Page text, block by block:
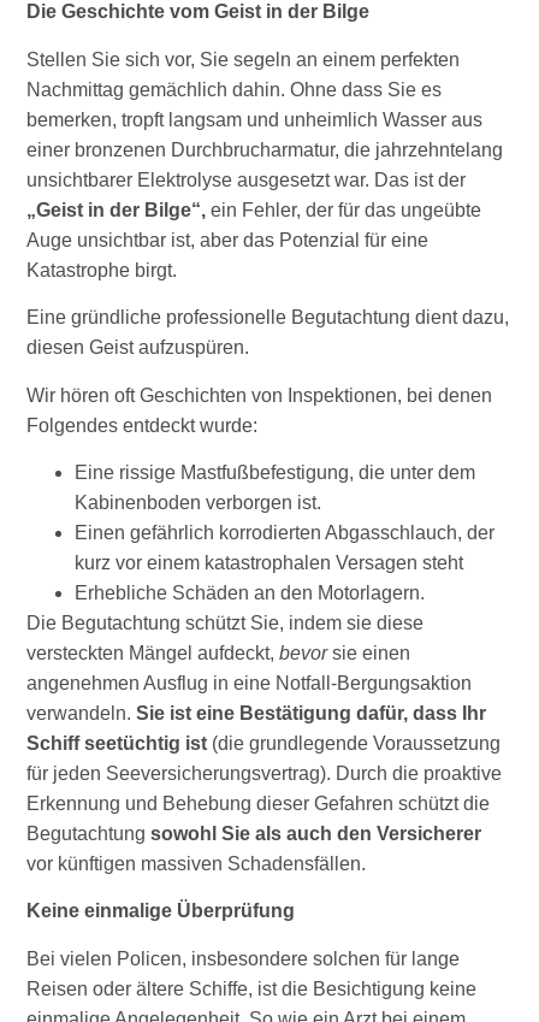
Die Geschichte vom Geist in der Bilge
Stellen Sie sich vor, Sie segeln an einem perfekten
Nachmittag gemächlich dahin. Ohne dass Sie es
bemerken, tropft langsam und unheimlich Wasser aus
einer bronzenen Durchbrucharmatur, die jahrzehntelang
unsichtbarer Elektrolyse ausgesetzt war. Das ist der
„Geist in der Bilge“,ein Fehler, der für das ungeübte
Auge unsichtbar ist, aber das Potenzial für eine
Katastrophe birgt.
Eine gründliche professionelle Begutachtung dient dazu,
diesen Geist aufzuspüren.
Wir hören oft Geschichten von Inspektionen, bei denen
Folgendes entdeckt wurde:
Eine rissige Mastfußbefestigung, die unter dem
Kabinenboden verborgen ist.
Einen gefährlich korrodierten Abgasschlauch, der
kurz vor einem katastrophalen Versagen steht
Erhebliche Schäden an den Motorlagern.
Die Begutachtung schützt Sie, indem sie diese
versteckten Mängel aufdeckt,bevorsie einen
angenehmen Ausflug in eine Notfall-Bergungsaktion
verwandeln.Sie ist eine Bestätigung dafür, dass Ihr
Schiff seetüchtig ist (die grundlegende Voraussetzung
für jeden Seeversicherungsvertrag). Durch die proaktive
Erkennung und Behebung dieser Gefahren schützt die
Begutachtungsowohl Sie als auch den Versicherer
vor künftigen massiven Schadensfällen.
Keine einmalige Überprüfung
Bei vielen Policen, insbesondere solchen für lange
Reisen oder ältere Schiffe, ist die Besichtigung keine